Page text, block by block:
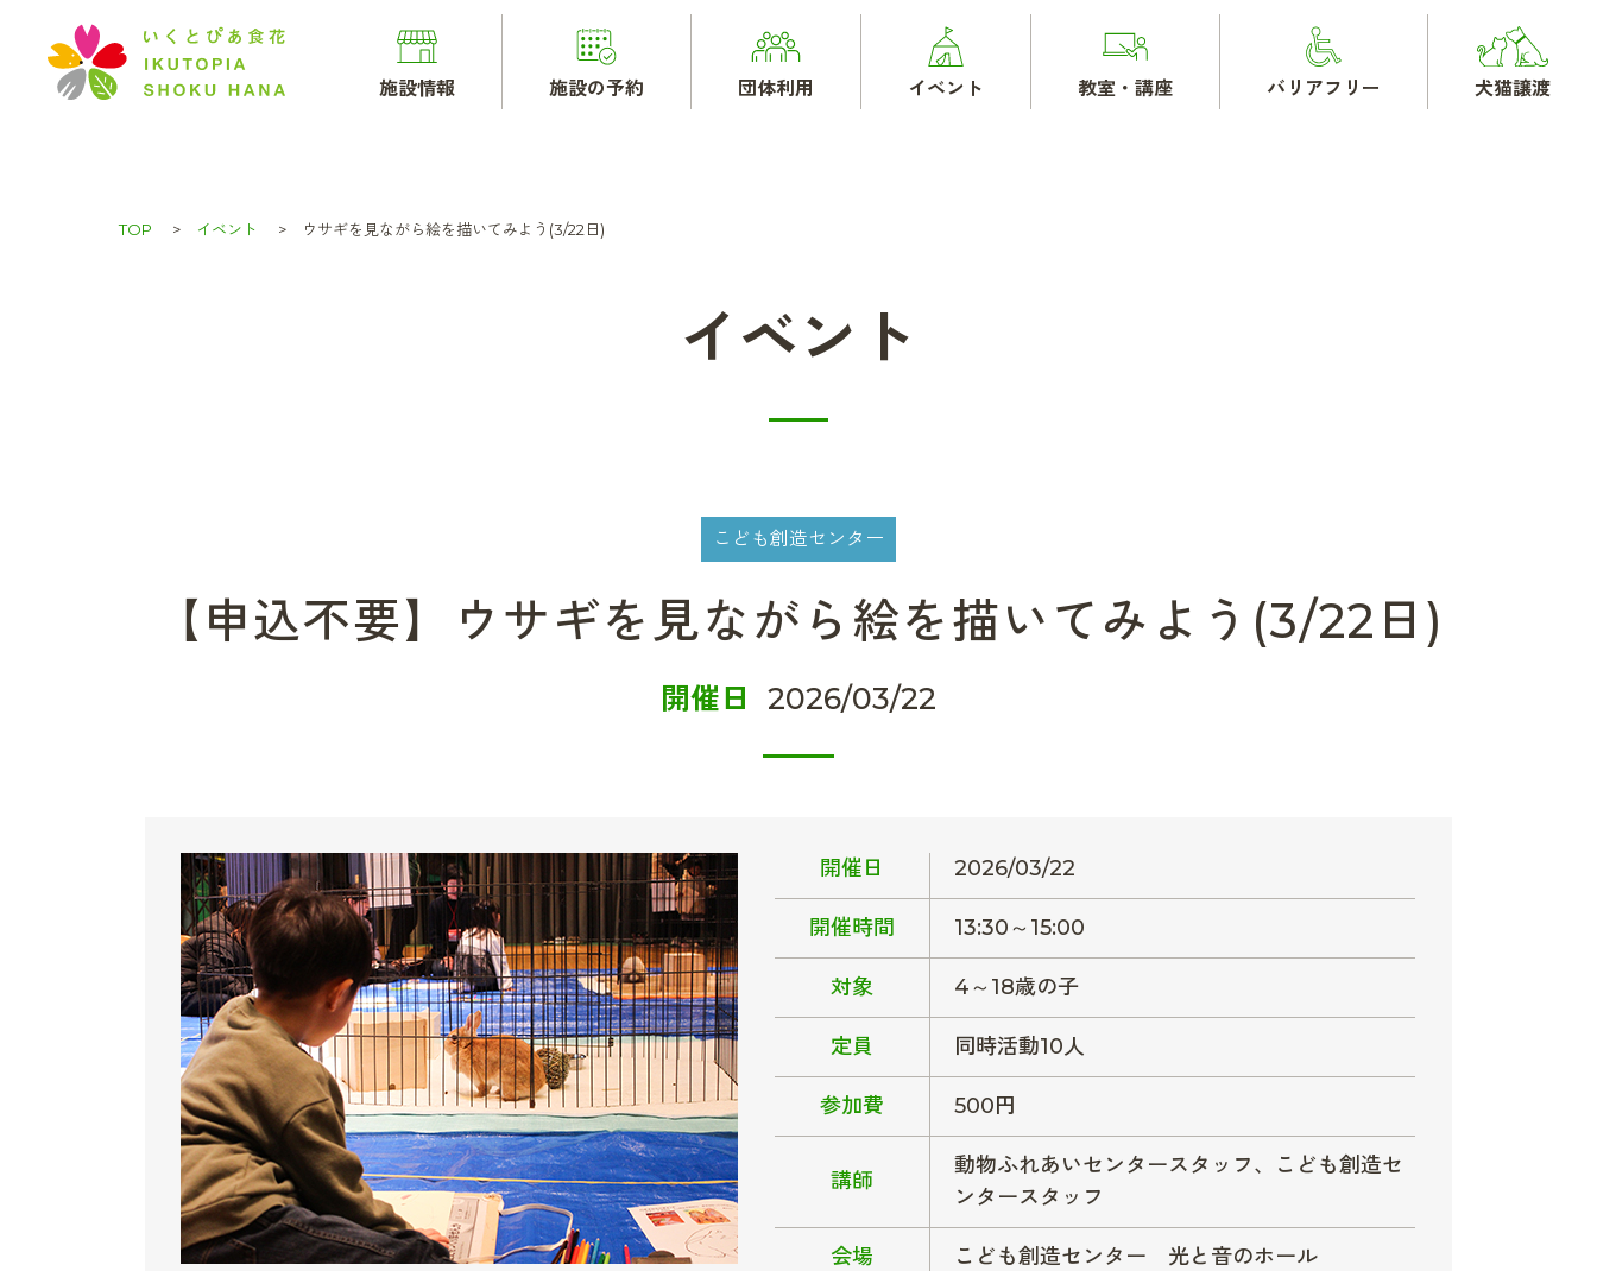
施設情報 施設の予約 団体利用 イベント 教室・講座 バリアフリー 犬猫譲渡
TOP イベント ウサギを見ながら絵を描いてみよう(3/22日)
イベント
こども創造センター
【申込不要】ウサギを見ながら絵を描いてみよう(3/22日)
開催日 2026/03/22
開催日 2026/03/22
開催時間 13:30～15:00
対象 4～18歳の子
定員 同時活動10人
参加費 500円
講師
動物ふれあいセンタースタッフ、こども創造セ
ンタースタッフ
会場 こども創造センター 光と音のホール